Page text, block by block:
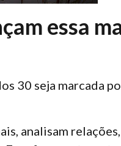
essa
30 seja marcada
analisam